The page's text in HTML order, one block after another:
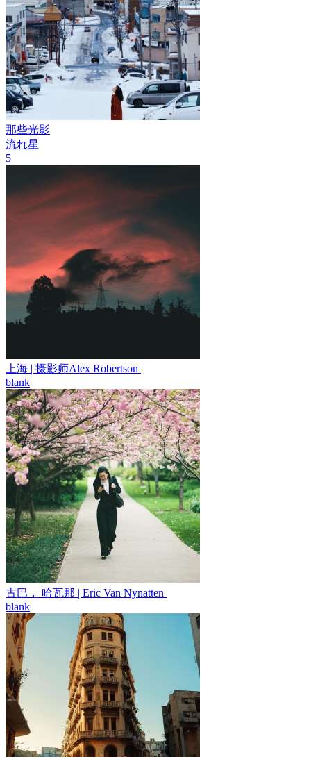
那些光影
流れ星
5
上海 | 摄影师Alex Robertson ​​​​
blank
古巴， 哈瓦那 | Eric Van Nynatten ​​​​
blank